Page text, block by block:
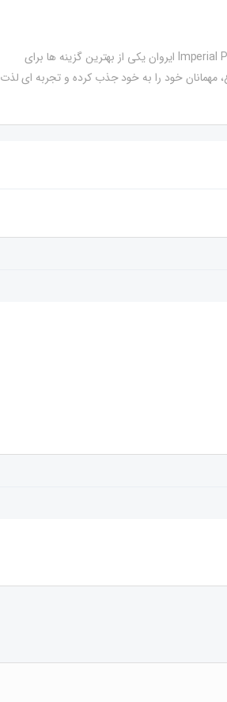
با توجه به امکانات و خدمات برتر، انواع اتاق های متنوع و موقعیت مرکزی خود، هتل Imperial Palace ایروان یکی از بهترین گزینه ها برای
مهمانان خود را به خود جذب کرده و تجربه ای لذت